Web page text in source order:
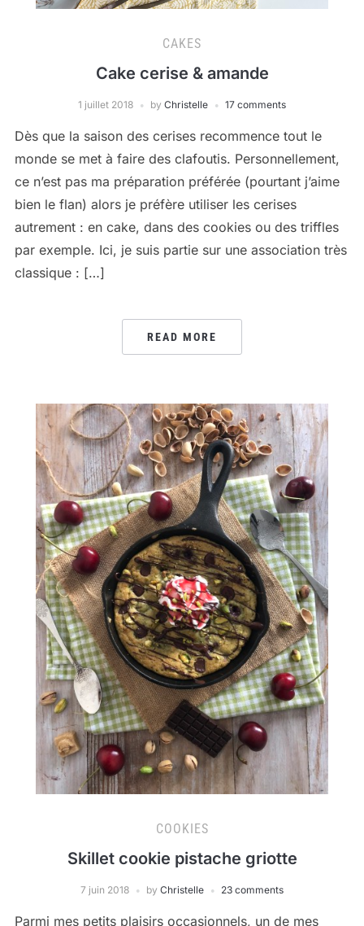
CAKES
Cake cerise & amande
1 juillet 2018 by Christelle 17 comments
Dès que la saison des cerises recommence tout le
monde se met à faire des clafoutis. Personnellement,
ce n’est pas ma préparation préférée (pourtant j’aime
bien le flan) alors je préfère utiliser les cerises
autrement : en cake, dans des cookies ou des triffles
par exemple. Ici, je suis partie sur une association très
classique : […]
READ MORE
COOKIES
Skillet cookie pistache griotte
7 juin 2018 by Christelle 23 comments
Parmi mes petits plaisirs occasionnels, un de mes